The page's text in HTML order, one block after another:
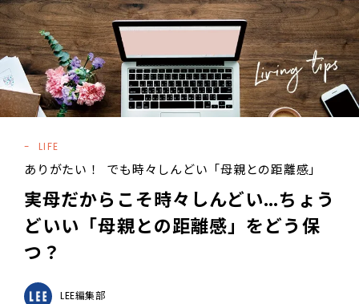
LIFE
ありがたい！ でも時々しんどい「母親との距離感」
実母だからこそ時々しんどい…ちょう
どいい「母親との距離感」をどう保
つ？
LEE編集部